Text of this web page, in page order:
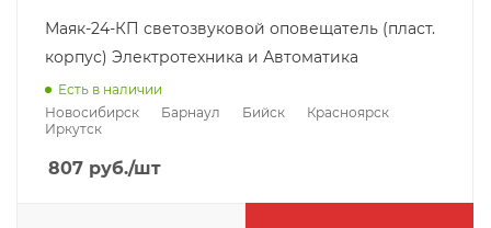
Маяк-24-КП светозвуковой оповещатель (пласт.
корпус) Электротехника и Автоматика
Есть в наличии
Новосибирск
Барнаул Бийск
Красноярск
Иркутск
807 руб./шт